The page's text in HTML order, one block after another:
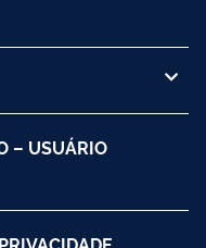
– USUÁRIO